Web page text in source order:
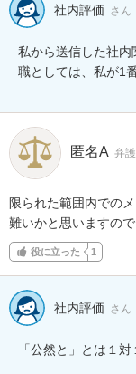
社内評価 さん
私から送信した社
職としては、私が1
匿名A 弁
限られた範囲内での
難いかと思いますの
役に立った 1
社内評価 さん
「公然と」とは１